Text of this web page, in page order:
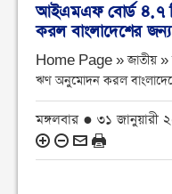
আইএমএফ বোর্ড ৪.৭
করল বাংলাদেশের জন্য
Home Page » জাতীয় »
ঋণ অনুমোদন করল
মঙ্গলবার ● ৩১ জানুয়ারী